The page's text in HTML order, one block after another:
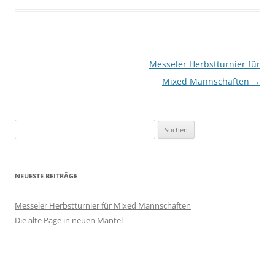
Messeler Herbstturnier für
Mixed Mannschaften →
nach:
NEUESTE BEITRÄGE
Messeler Herbstturnier für Mixed Mannschaften
Die alte Page in neuen Mantel